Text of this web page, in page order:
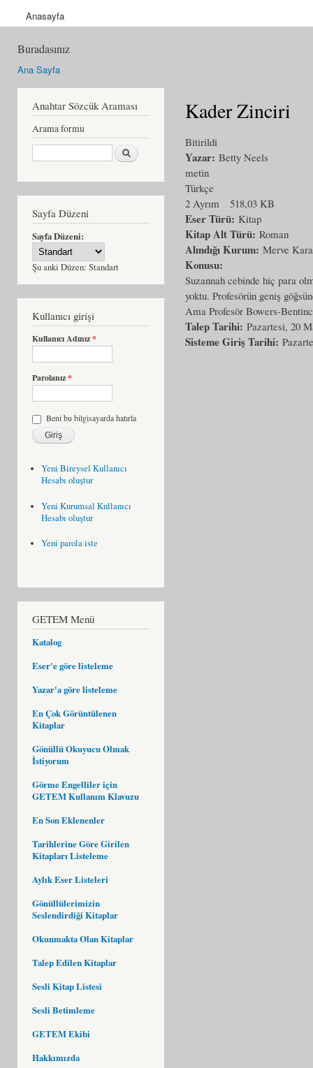
Anasayfa
Buradasınız
Ana Sayfa
Anahtar Sözcük Araması
Arama formu
Ara
Sayfa Düzeni
Sayfa Düzeni:
Şu anki Düzen: Standart
Kullanıcı girişi
Kullanıcı Adınız*
Parolanız*
Beni bu bilgisayarda hatırla
Yeni Bireysel Kullanıcı
Hesabı oluştur
Yeni Kurumsal Kullanıcı
Hesabı oluştur
Yeni parola iste
GETEM Menü
Katalog
Eser'e göre listeleme
Yazar'a göre listeleme
En Çok Görüntülenen
Kitaplar
Gönüllü Okuyucu Olmak
İstiyorum
Görme Engelliler için
GETEM Kullanım Klavuzu
En Son Eklenenler
Tarihlerine Göre Girilen
Kitapları Listeleme
Aylık Eser Listeleri
Gönüllülerimizin
Seslendirdiği Kitaplar
Okunmakta Olan Kitaplar
Talep Edilen Kitaplar
Sesli Kitap Listesi
Sesli Betimleme
GETEM Ekibi
Hakkımızda
Kader Zinciri
Bitirildi
Yazar: Betty Neels
metin
Türkçe
2 Ayrım
518,03 KB
Eser Türü: Kitap
Kitap Alt Türü: Roman
Alındığı Kurum: Merve
Konusu:
Suzannah cebinde hiç para
yoktu. Profesörün geniş
Ama Profesör Bowers-
Talep Tarihi: Pazartesi, 20
Sisteme Giriş Tarihi: